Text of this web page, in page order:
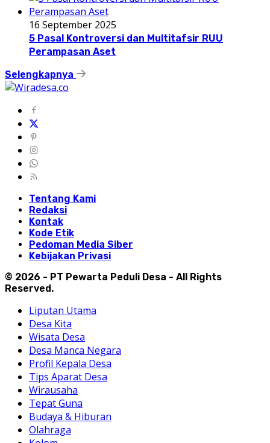
16 September 2025
5 Pasal Kontroversi dan Multitafsir RUU
Perampasan Aset
Selengkapnya
Tentang Kami
Redaksi
Kontak
Kode Etik
Pedoman Media Siber
Kebijakan Privasi
© 2026 - PT Pewarta Peduli Desa - All Rights
Reserved.
Liputan Utama
Desa Kita
Wisata Desa
Desa Manca Negara
Profil Kepala Desa
Tips Aparat Desa
Wirausaha
Tepat Guna
Budaya & Hiburan
Olahraga